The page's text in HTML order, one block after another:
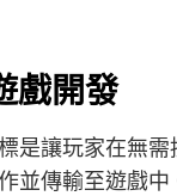
戲開發
是讓玩家在無
並傳輸至遊戲